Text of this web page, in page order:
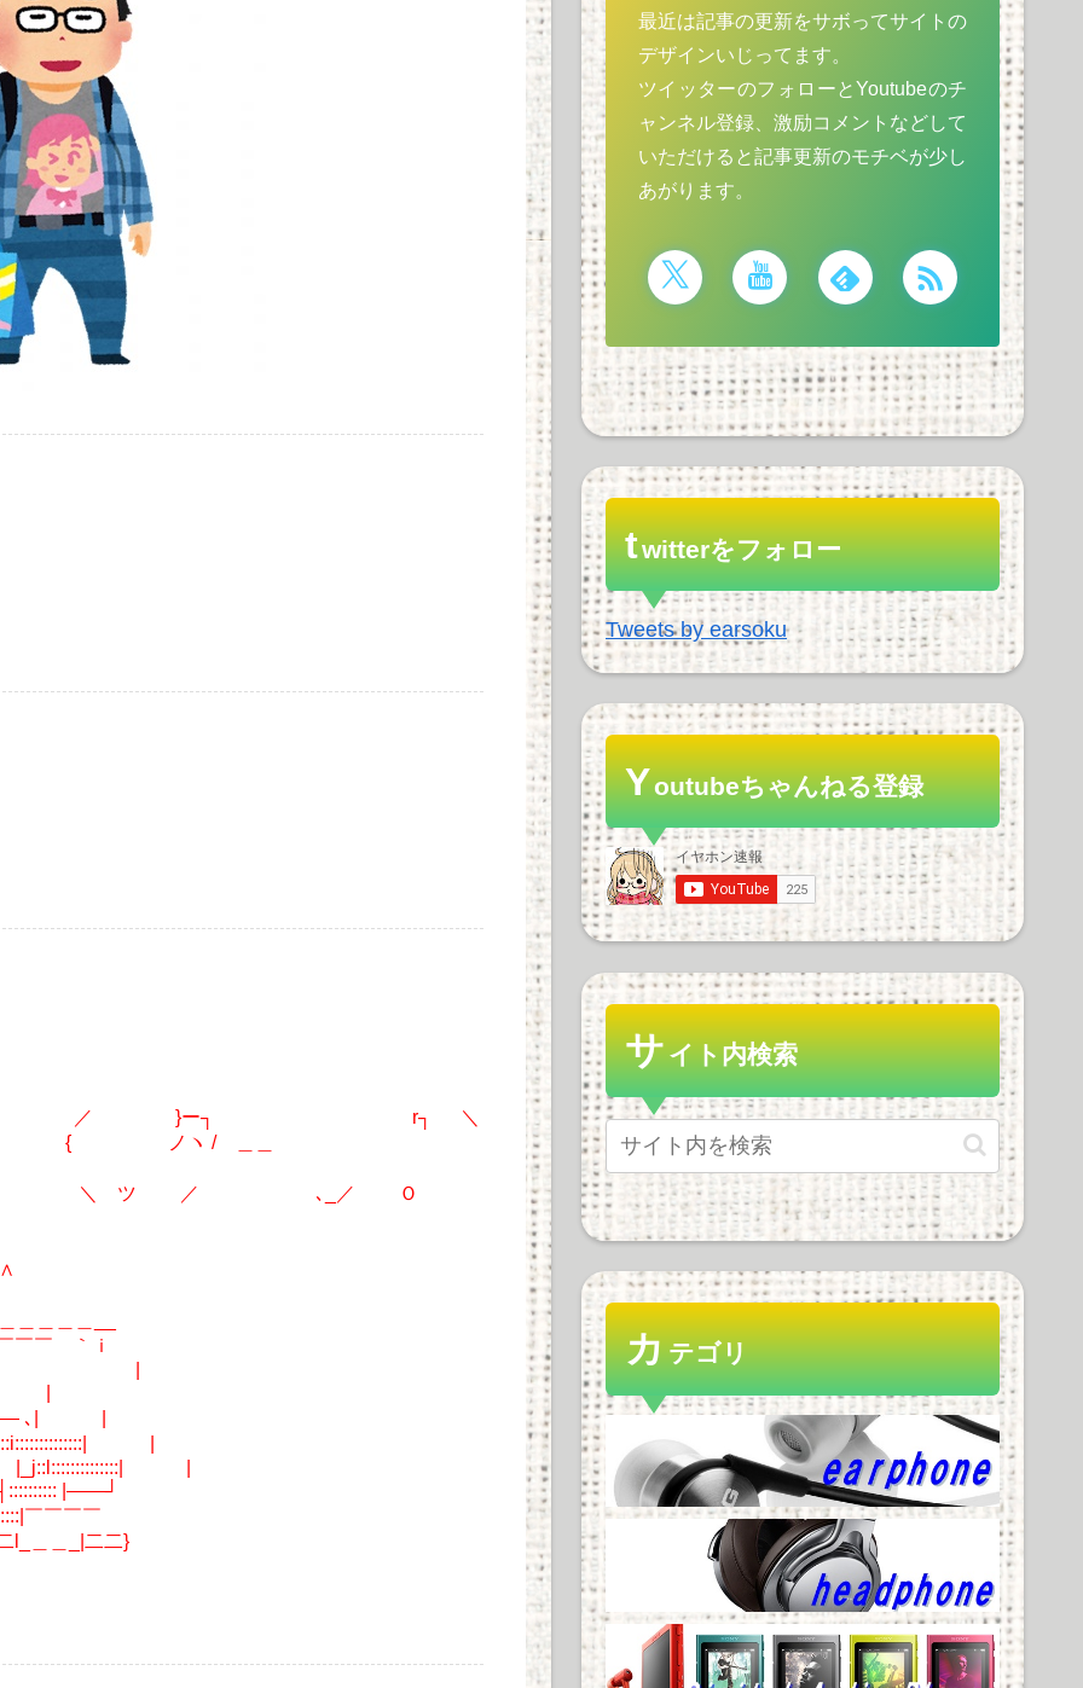
,イ}_ ／ }ー┐ r┐ ＼
{ ノヽ / ＿＿
＼ ツ ／ ､_／ Ｏ
￣ ｀ｉ
､| |
|
|
|――┘
￣￣￣￣
_|二二}
最近は記事の更新をサボってサイトの
デザインいじってます。
ツイッターのフォローとYoutubeのチ
ャンネル登録、激励コメントなどして
いただけると記事更新のモチベが少し
あがります。
twitterをフォロー
Tweets by earsoku
Youtubeちゃんねる登録
サイト内検索
カテゴリ